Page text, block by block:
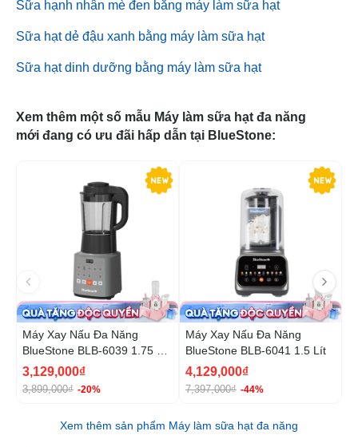
Sữa hạnh nhân mè đen bằng máy làm sữa hạt
Sữa hạt dẻ đậu xanh bằng máy làm sữa hạt
Sữa hạt dinh dưỡng bằng máy làm sữa hạt
Xem thêm một số mẫu Máy làm sữa hạt đa năng
mới đang có ưu đãi hấp dẫn tại BlueStone:
Máy Xay Nấu Đa Năng
BlueStone BLB-6039 1.75 Lít
900W
3,129,000₫
3,899,000₫ -20%
Máy Xay Nấu Đa Năng
BlueStone BLB-6041 1.5 Lít
4,129,000₫
7,397,000₫ -44%
Xem thêm sản phẩm Máy làm sữa hạt đa năng